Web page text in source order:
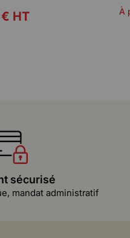
HT À
sécurisé
mandat administratif